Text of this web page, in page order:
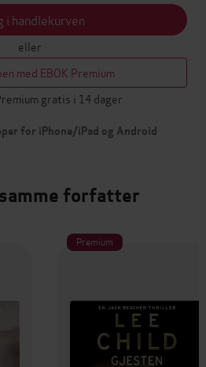
i handlekurven
eller
med EBOK Premium
gratis i 14 dager
for iPhone/iPad og Android
forfatter
Premium